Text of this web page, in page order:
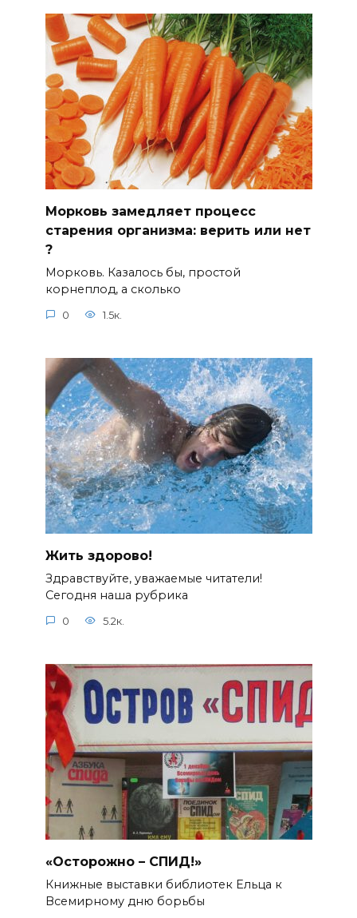
Морковь замедляет процесс
старения организма: верить или нет
?⠀
Морковь. Казалось бы, простой
корнеплод, а сколько
0 1.5к.
Жить здорово!
Здравствуйте, уважаемые читатели!
Сегодня наша рубрика
0 5.2к.
«Осторожно – СПИД!»
Книжные выставки библиотек Ельца к
Всемирному дню борьбы